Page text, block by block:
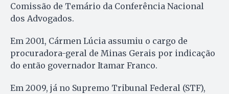
Comissão de Temário da Conferência Nacional
dos Advogados.
Em 2001, Cármen Lúcia assumiu o cargo de
procuradora-geral de Minas Gerais por indicação
do então governador Itamar Franco.
Em 2009, já no Supremo Tribunal Federal (STF),